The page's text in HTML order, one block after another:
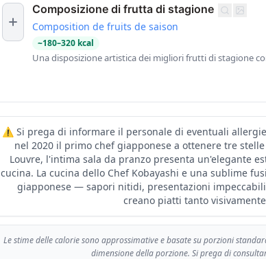
Composizione di frutta di stagione
Composition de fruits de saison
~180–320 kcal
Una disposizione artistica dei migliori frutti di stagione
⚠️ Si prega di informare il personale di eventuali
nel 2020 il primo chef giapponese a ottenere tre
Louvre, l'intima sala da pranzo presenta un'elegante
cucina. La cucina dello Chef Kobayashi e una sublime
giapponese — sapori nitidi, presentazioni
creano piatti tanto
Le stime delle calorie sono approssimative e basate su porzioni
dimensione della porzione. Si prega di